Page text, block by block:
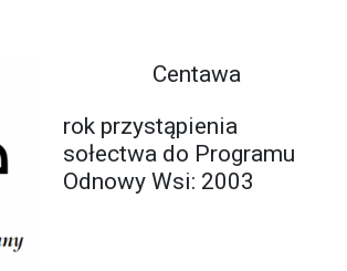
Centawa
rok przystąpienia
sołectwa do Programu
Odnowy Wsi: 2003